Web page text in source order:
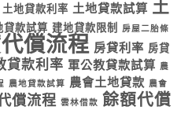
土地貸款利率 土地貸款試算 土
貸款試算 建地貸款限制 房屋二胎條
償流程 房貸利率 房貸
貸款利率 軍公教貸款試算
農
農地貸款試算 農會土地貸款 農會
償流程 雲林借款 餘額代償